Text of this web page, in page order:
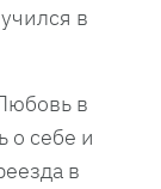
в
в
о себе и
в